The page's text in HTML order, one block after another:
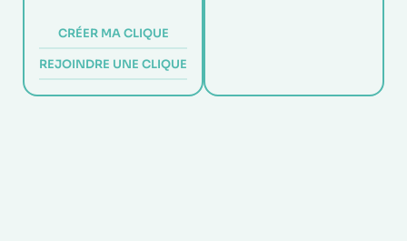
CRÉER MA CLIQUE
REJOINDRE UNE CLIQUE